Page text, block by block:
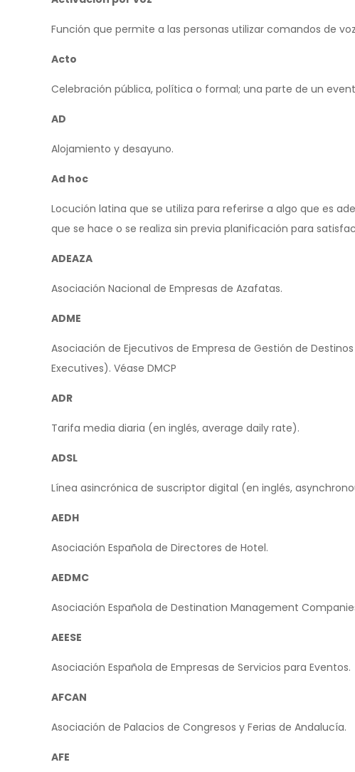
Función que permite a las personas utilizar comandos de
Acto
Celebración pública, política o formal; una parte de un
AD
Alojamiento y desayuno.
Ad hoc
Locución latina que se utiliza para referirse a algo que es
que se hace o se realiza sin previa planificación para
ADEAZA
Asociación Nacional de Empresas de Azafatas.
ADME
Asociación de Ejecutivos de Empresa de Gestión de
Executives). Véase DMCP
ADR
Tarifa media diaria (en inglés, average daily rate).
ADSL
Línea asincrónica de suscriptor digital (en inglés,
AEDH
Asociación Española de Directores de Hotel.
AEDMC
Asociación Española de Destination Management
AEESE
Asociación Española de Empresas de Servicios para Eventos.
AFCAN
Asociación de Palacios de Congresos y Ferias de Andalucía.
AFE